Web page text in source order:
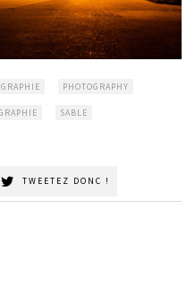
PHOTOGRAPHY
SABLE
TWEETEZ DONC !